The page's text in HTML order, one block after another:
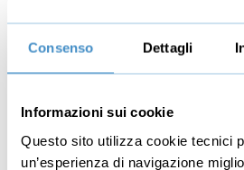
Consenso Dettagli
Informazioni sui cookie
Questo sito utilizza cookie tecnici
un’esperienza di navigazione
Tecniche di feedback
Principi del feedback